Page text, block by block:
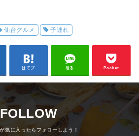
仙台グルメ 子連れ
はてブ 送る Pocket
FOLLOW